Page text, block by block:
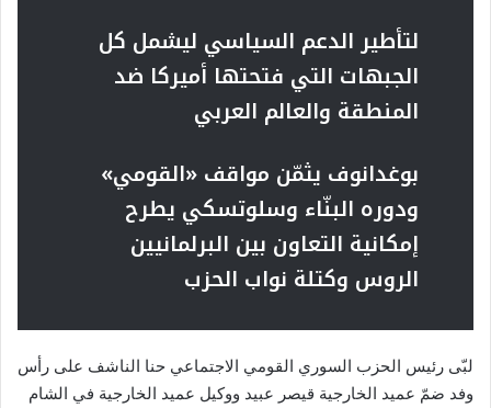
لتأطير الدعم السياسي ليشمل كل
الجبهات التي فتحتها أميركا ضد
المنطقة والعالم العربي
بوغدانوف يثمّن مواقف «القومي»
ودوره البنّاء وسلوتسكي يطرح
إمكانية التعاون بين البرلمانيين
الروس وكتلة نواب الحزب
لبّى رئيس الحزب السوري القومي الاجتماعي حنا الناشف على رأس
وفد ضمّ عميد الخارجية قيصر عبيد ووكيل عميد الخارجية في الشام